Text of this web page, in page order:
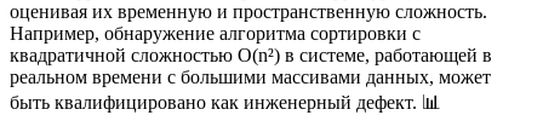
оценивая их временную и пространственную сложность.
Например, обнаружение алгоритма сортировки с
квадратичной сложностью O(n²) в системе, работающей в
реальном времени с большими массивами данных, может
быть квалифицировано как инженерный дефект. 📊